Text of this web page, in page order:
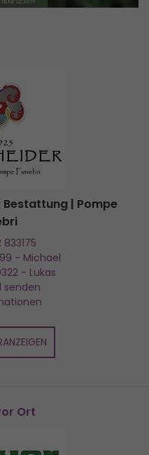
Bestattung | Pompe
- Michael
- Lukas
senden
Ort